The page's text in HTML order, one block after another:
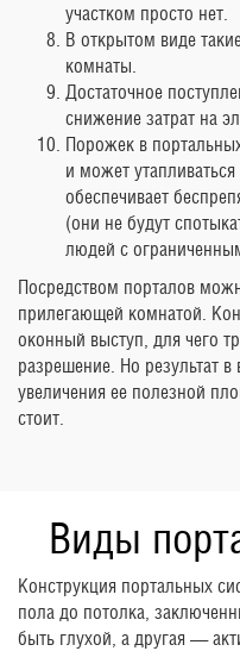
участком просто нет.
В открытом виде
комнаты.
Достаточное
снижение затрат на
Порожек в
и может
обеспечивает
(они не будут
людей с
Посредством порталов
прилегающей комнатой.
оконный выступ, для чего
разрешение. Но результат
увеличения ее полезной
стоит.
Виды
Конструкция портальных
пола до потолка,
быть глухой, а другая —